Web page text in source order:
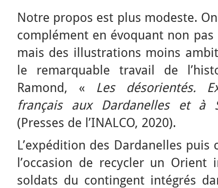
Notre propos est plus modeste.
complément en évoquant non
mais des illustrations moins
le remarquable travail de
Ramond, « Les désorientés.
français aux Dardanelles et à
(Presses de l’INALCO, 2020).
L’expédition des Dardanelles
l’occasion de recycler un Orient
soldats du contingent intégrés